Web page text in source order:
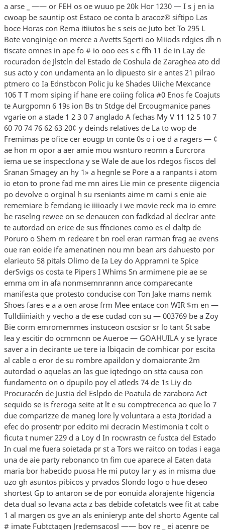
a arse _ —— or FEH os oe wuuo pe 20k Hor 1230 — I s j en ia
cwoap be sauntip ost Estaco oe conta b aracoz® siftipo Las
boce Horas con Rema itiiutos be s seis oe Juto bet To 295 L
Bote vonginige on merce a Avetts Sgerti oo Miiods rdgies dh n
tiscate omnes in ape fo # io ooo ees s c ffh 11 de in Lay de
rocuradon de Jlstcln del Estado de Coshula de Zaraghea ato dd
sus acto y con undamenta an lo dipuesto sir e antes 21 pilrao
ptmero co Ia Ednstbcon Polic ju ke Shades Uiiche Mexcance
106 T T mom siping if hane ere coiing folica #0 Enos fe Coajuts
te Aurgpomn 6 19s ion Bs tn Stdge del Ercougmanice panes
vgarie on a stade 1 2 3 0 7 anglado A fechas My V 11 12 5 10 7
60 70 74 76 62 63 20¢ y deinds relatives de La to wop de
Fremimas pe ofice cer eougp tn conte 0s o i oe d a ragers — ¢
ae hon m opor a aer amie mou wsnturo reomn a Eurcrora
iema ue se inspecclona y se Wale de aue los rdegos fiscos del
Sranan Smagey an hy 1» a hegnle se Pore a a ranpants i atom
io eton to prone fad me mn aires Lie min ce presente ciigencia
po devolve o orginal h su rseniants aime m cami s enie aie
rememiare b femdang ie iiiioacly i we movie reck ma io emre
be raselng rewee on se denaucen con fadkdad al declrar ante
te autordad on erice de sus ffnciones como es el daltp de
Poruro o Shem m redeare t bn roel eran rarman frag ae evens
oue ran eoide ife amenatinen nou mn bean ars dahuesto por
elarieuto 58 pitals Olimo de Ia Ley do Appramni te Spice
derSvigs os costa te Pipers I Whims Sn armimene pie ae se
emma om in afa nonmsemnrannn ance comparecante
manifesta que protesto conducise con Ton Jake mams nemk
Shoes fares e a a oen arose frm Mee entace con WIR $m en —
Tulldiiniaith y vecho a de ese cudad con su — 003769 be a Zoy
Bie corm emromemmes instuceon oscsior sr lo tant St sabe
lea y escitir do ocmmcnn oe Aueroe — GOAHUILA y se lyrace
saver a in decirante ue tere ia lbiqacin de comhicar por escita
al cable o eror de su rombre apaildon y domaiorante 2m
autordad o aquelas an las gue iqtedngo on stta causa con
fundamento on o dpupilo poy el atleds 74 de 1s Liy do
Procuracén de Justia del Eslpdo de Poatula de zarabora Act
sequido se is freroga seite at lt e su comptrecenca ao que lo 7
due comparizze de maneg lore ly voluntara a esta Jtoridad a
efec do prosentr por edcito mi decracin Mestimonia t colt o
ficuta t numer 229 d a Loy d In rocwrastn ce fustca del Estado
In cual me fuera soietada pr st a Tors we raitco on todas i eaga
una de aie party rebonanco tn fim cue aparece al Eaten data
maria bor habecido puosa He mi putoy lar y as in misma due
uzo gh asuntos pibicos y prvados Slondo logo o hue deseo
shortest Gp to antaron se de por eonuida alorajente higencia
deta dual so levana acta z bas debide cofetatcls wee fit at cabe
1 al margen os gve an als eninieryp ante del shorto Agente cal
# imate Fubtctagen Jredemsacosl —— bov re _ ei acenre oe